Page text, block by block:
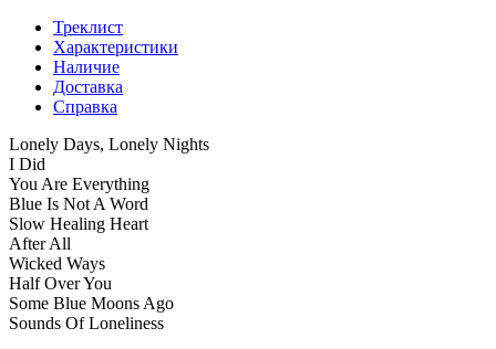
Треклист
Характеристики
Наличие
Доставка
Справка
Lonely Days, Lonely Nights
I Did
You Are Everything
Blue Is Not A Word
Slow Healing Heart
After All
Wicked Ways
Half Over You
Some Blue Moons Ago
Sounds Of Loneliness